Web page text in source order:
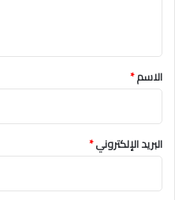
*
الاسم*
البريد الإلكتروني*